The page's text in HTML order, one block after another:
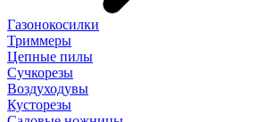
Газонокосилки
Триммеры
Цепные пилы
Cучкорезы
Воздуходувы
Кусторезы